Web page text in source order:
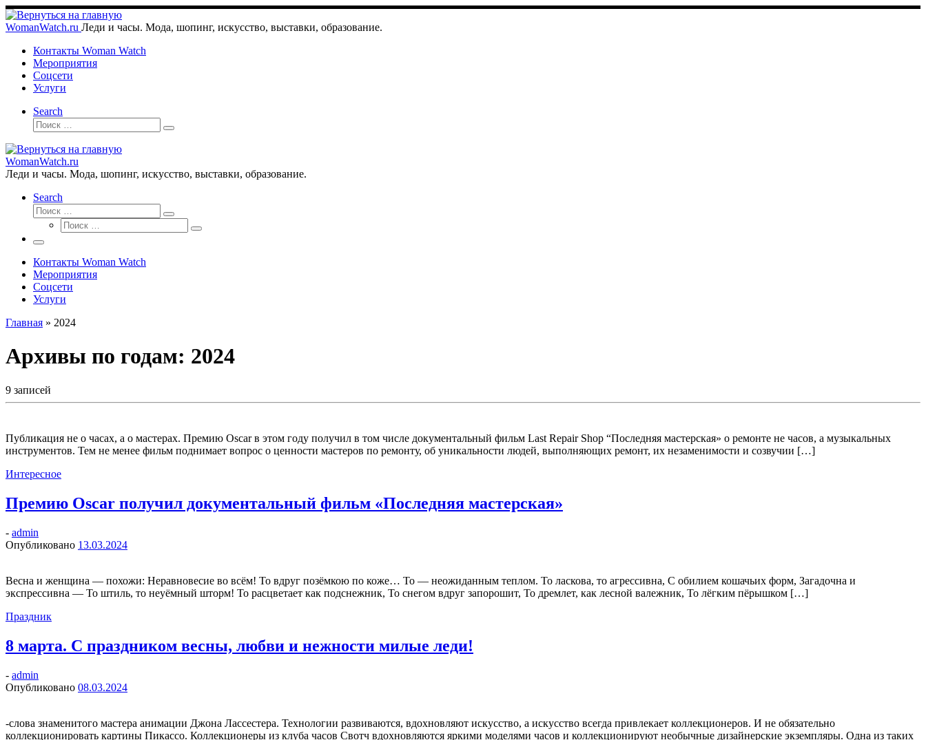
Перейти
к
содержимому
WomanWatch.ru Леди и часы. Мода, шопинг, искусство, выставки, образование.
Контакты Woman Watch
Мероприятия
Соцсети
Услуги
Search
Поиск
Поиск
WomanWatch.ru
Леди и часы. Мода, шопинг, искусство, выставки, образование.
Search
Поиск
Поиск
Поиск
Поиск
Меню
Контакты Woman Watch
Мероприятия
Соцсети
Услуги
Главная » 2024
Архивы по годам: 2024
9 записей
Публикация не о часах, а о мастерах. Премию Oscar в этом году получил в том числе документальный фильм Last Repair Shop “Последняя мастерская» о ремонте не часов, а музыкальных
инструментов. Тем не менее фильм поднимает вопрос о ценности мастеров по ремонту, об уникальности людей, выполняющих ремонт, их незаменимости и созвучии […]
Интересное
Премию Oscar получил документальный фильм «Последняя мастерская»
- admin
Опубликовано 13.03.2024
Весна и женщина — похожи: Неравновесие во всём! То вдруг позёмкою по коже… То — неожиданным теплом. То ласкова, то агрессивна, С обилием кошачьих форм, Загадочна и
экспрессивна — То штиль, то неуёмный шторм! То расцветает как подснежник, То снегом вдруг запорошит, То дремлет, как лесной валежник, То лёгким пёрышком […]
Праздник
8 марта. С праздником весны, любви и нежности милые леди!
- admin
Опубликовано 08.03.2024
-слова знаменитого мастера анимации Джона Лассестера. Технологии развиваются, вдохновляют искусство, а искусство всегда привлекает коллекционеров. И не обязательно
коллекционировать картины Пикассо. Коллекционеры из клуба часов Свотч вдохновляются яркими моделями часов и коллекционируют необычные дизайнерские экземпляры. Одна из таких